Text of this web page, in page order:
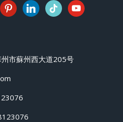
pinterestlinkedintiktok youtube
市蘇州西大道205号